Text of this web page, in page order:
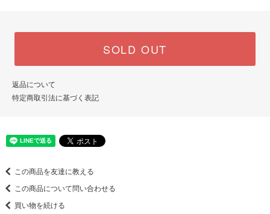
SOLD OUT
返品について
特定商取引法に基づく表記
この商品を友達に教える
この商品について問い合わせる
買い物を続ける